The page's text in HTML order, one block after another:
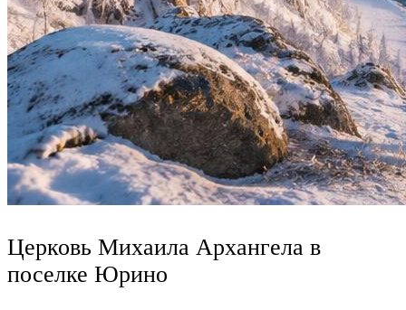
Церковь Михаила Архангела в
поселке Юрино